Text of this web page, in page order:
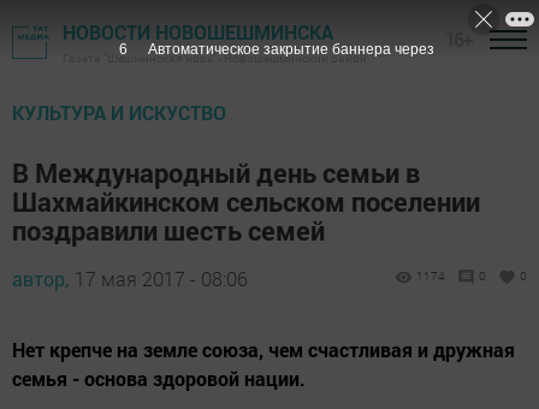
НОВОСТИ НОВОШЕШМИНСКА
Газета "Шешминская новь" - Новошешминский район
КУЛЬТУРА И ИСКУСТВО
В Международный день семьи в
Шахмайкинском сельском поселении
поздравили шесть семей
автор, 17 мая 2017 - 08:06 1174 0 0
Нет крепче на земле союза, чем счастливая и дружная
семья - основа здоровой нации.
5 Автоматическое закрытие баннера через